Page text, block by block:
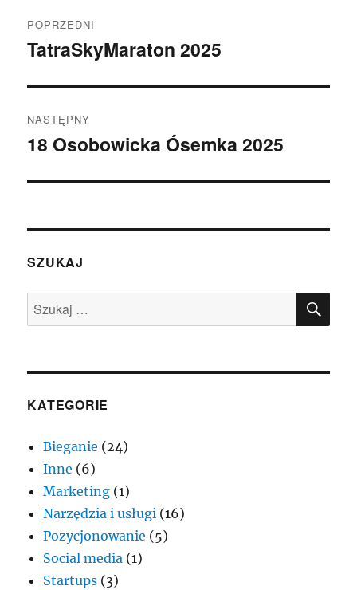
wpisu
POPRZEDNI
Poprzedni
TatraSkyMaraton 2025
NASTĘPNY
Następny
18 Osobowicka Ósemka 2025
SZUKAJ
Szukaj:
KATEGORIE
Bieganie (24)
Inne (6)
Marketing (1)
Narzędzia i usługi (16)
Pozycjonowanie (5)
Social media (1)
Startups (3)